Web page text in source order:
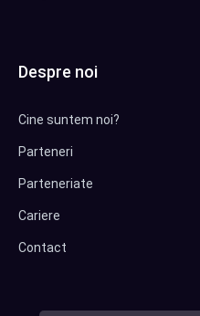
Despre noi
Cine suntem noi?
Parteneri
Parteneriate
Cariere
Contact